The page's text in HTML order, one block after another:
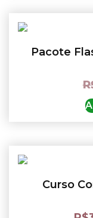
Pacote
Curso